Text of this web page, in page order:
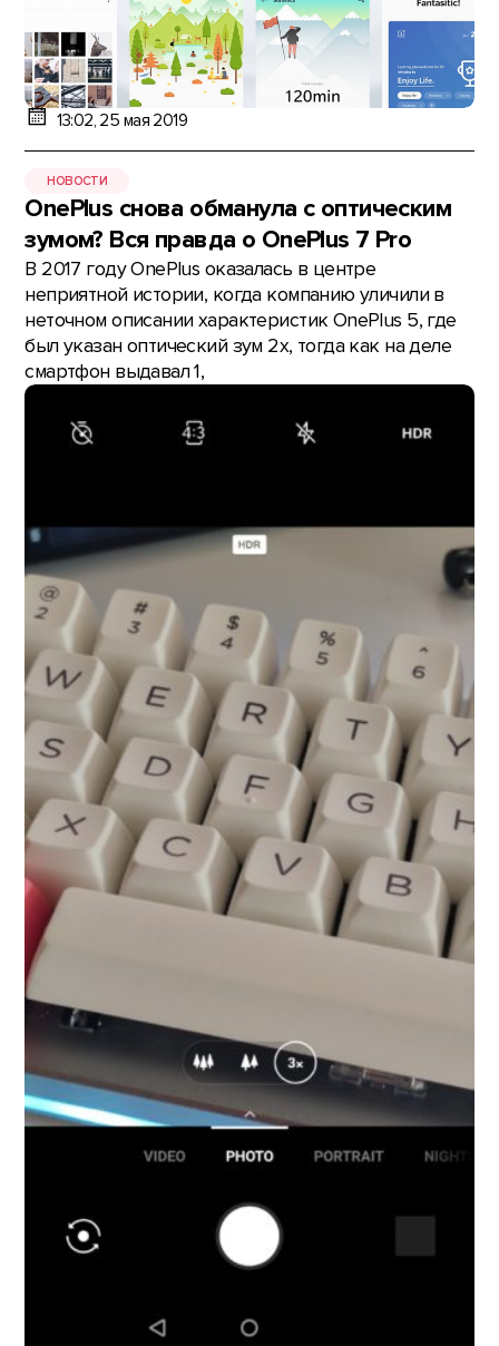
13:02, 25 мая 2019
НОВОСТИ
OnePlus снова обманула с оптическим
зумом? Вся правда о OnePlus 7 Pro
В 2017 году OnePlus оказалась в центре
неприятной истории, когда компанию уличили в
неточном описании характеристик OnePlus 5, где
был указан оптический зум 2х, тогда как на деле
смартфон выдавал 1,